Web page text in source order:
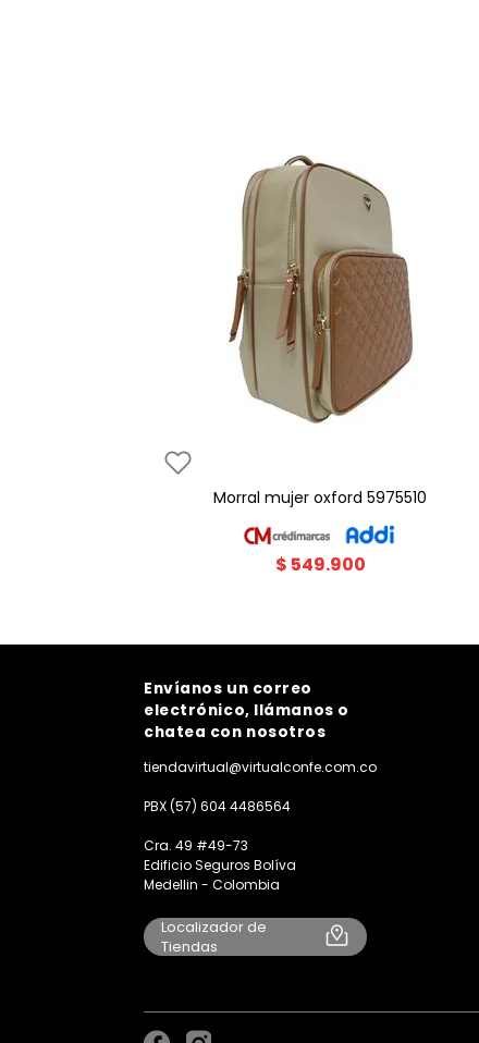
morral mujer oxford 5975510
$ 549.900
Envíanos un correo
electrónico, llámanos o
chatea con nosotros
tiendavirtual@virtualconfe.com.co
PBX (57) 604 4486564
Cra. 49 #49-73
Edificio Seguros Bolíva
Medellin - Colombia
Localizador de
Tiendas